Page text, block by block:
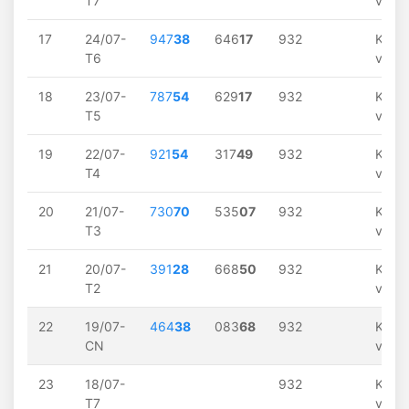
17
24/07-
T6
94738 64617 932
về
18
23/07-
T5
78754 62917 932
về
19
22/07-
T4
92154 31749 932
về
20
21/07-
T3
73070 53507 932
về
21
20/07-
T2
39128 66850 932
về
22
19/07-
CN
46438 08368 932
về
23
18/07-
T7
932
về